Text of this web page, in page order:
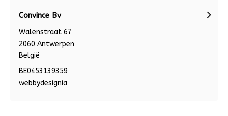
Convince Bv
Walenstraat 67
2060 Antwerpen
België
BE0453139359
webbydesignia